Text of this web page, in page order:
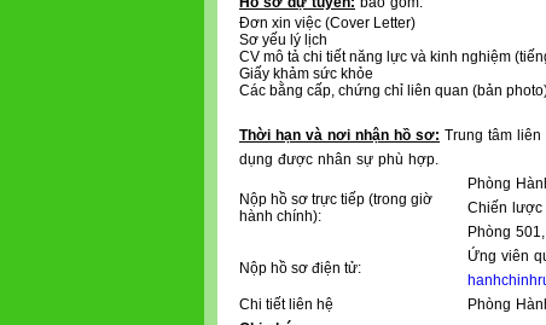
Đơn xin việc (Cover Letter)
Sơ yếu lý lịch
CV mô tả chi tiết năng lực và kinh nghiệm
Giấy khảm sức khỏe
Các bằng cấp, chứng chỉ liên quan (bản
Thời hạn và nơi nhận hồ sơ: Trung tâm
dụng được nhân sự phù hợp.
Nộp hồ sơ trực tiếp (trong giờ
hành chính):
Phòng
Chiến lược
Phòng
Nộp hồ sơ điện tử:
Ứng viên
Chi tiết liên hệ
Phòng